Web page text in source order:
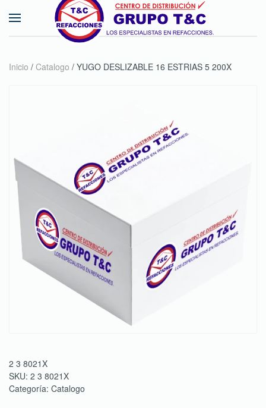
Skip to main content
Inicio / Catalogo / YUGO DESLIZABLE 16 ESTRIAS 5 200X
2 3 8021X
SKU: 2 3 8021X
Categoría: Catalogo